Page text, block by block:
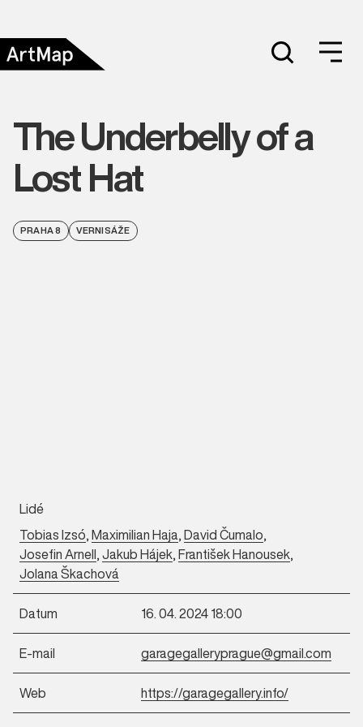
The Underbelly of a
Lost Hat
PRAHA 8 VERNISÁŽE
Lidé
Tobias Izsó,Maximilian Haja,David Čumalo,
Josefin Arnell,Jakub Hájek,František Hanousek,
Jolana Škachová
Datum 16. 04. 2024 18:00
E-mail garagegalleryprague@gmail.com
Web https://garagegallery.info/